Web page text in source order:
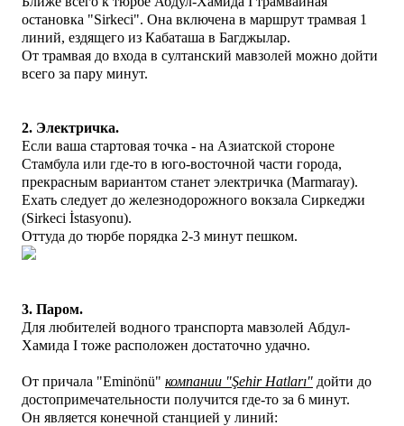
остановка "Sirkeci". Она включена в маршрут трамвая 1
линий, ездящего из Кабаташа в Багджылар.
От трамвая до входа в султанский мавзолей можно дойти
всего за пару минут.
2. Электричка.
Если ваша стартовая точка - на Азиатской стороне
Стамбула или где-то в юго-восточной части города,
прекрасным вариантом станет электричка (Marmaray).
Ехать следует до железнодорожного вокзала Сиркеджи
(Sirkeci İstasyonu).
Оттуда до тюрбе порядка 2-3 минут пешком.
3. Паром.
Для любителей водного транспорта мавзолей Абдул-
Хамида I тоже расположен достаточно удачно.
От причала "Eminönü" компании "Şehir Hatları" дойти до
достопримечательности получится где-то за 6 минут.
Он является конечной станцией у линий: